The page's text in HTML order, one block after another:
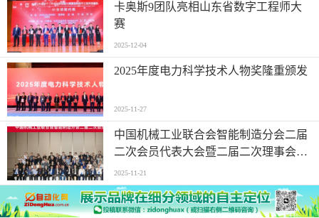
卡奥斯9团队亮相山东省数字工程师大
赛
2025-12-04
2025年度电力科学技术人物奖隆重颁发
2025-11-27
中国机械工业联合会智能制造分会二届
二次会员代表大会暨二届二次理事会在
深圳召开
2025-11-21